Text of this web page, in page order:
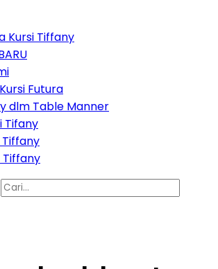
Kursi Tiffany
Futura
dlm Table Manner
Tifany
Tiffany
Tiffany